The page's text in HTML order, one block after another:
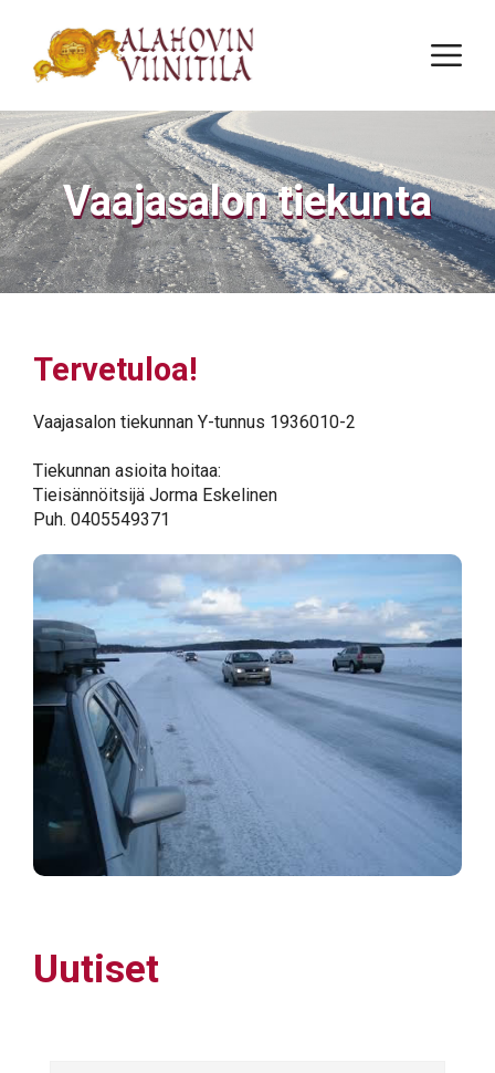
sisältöön
Vaajasalon tiekunta
Tervetuloa!
Vaajasalon tiekunnan Y-tunnus 1936010-2
Tiekunnan asioita hoitaa:
Tieisännöitsijä Jorma Eskelinen
Puh. 0405549371
Uutiset